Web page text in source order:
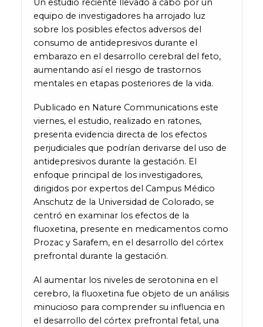
Un estudio reciente llevado a cabo por un
equipo de investigadores ha arrojado luz
sobre los posibles efectos adversos del
consumo de antidepresivos durante el
embarazo en el desarrollo cerebral del feto,
aumentando así el riesgo de trastornos
mentales en etapas posteriores de la vida.
Publicado en Nature Communications este
viernes, el estudio, realizado en ratones,
presenta evidencia directa de los efectos
perjudiciales que podrían derivarse del uso de
antidepresivos durante la gestación. El
enfoque principal de los investigadores,
dirigidos por expertos del Campus Médico
Anschutz de la Universidad de Colorado, se
centró en examinar los efectos de la
fluoxetina, presente en medicamentos como
Prozac y Sarafem, en el desarrollo del córtex
prefrontal durante la gestación.
Al aumentar los niveles de serotonina en el
cerebro, la fluoxetina fue objeto de un análisis
minucioso para comprender su influencia en
el desarrollo del córtex prefrontal fetal, una